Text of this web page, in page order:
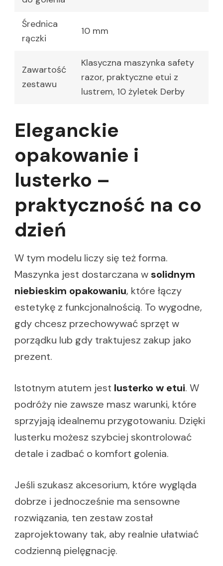
Średnica
rączki
10 mm
Zawartość
zestawu
Klasyczna maszynka safety
razor, praktyczne etui z
lustrem, 10 żyletek Derby
Eleganckie
opakowanie i
lusterko –
praktyczność na co
dzień
W tym modelu liczy się też forma.
Maszynka jest dostarczana w solidnym
niebieskim opakowaniu, które łączy
estetykę z funkcjonalnością. To wygodne,
gdy chcesz przechowywać sprzęt w
porządku lub gdy traktujesz zakup jako
prezent.
Istotnym atutem jest lusterko w etui. W
podróży nie zawsze masz warunki, które
sprzyjają idealnemu przygotowaniu. Dzięki
lusterku możesz szybciej skontrolować
detale i zadbać o komfort golenia.
Jeśli szukasz akcesorium, które wygląda
dobrze i jednocześnie ma sensowne
rozwiązania, ten zestaw został
zaprojektowany tak, aby realnie ułatwiać
codzienną pielęgnację.